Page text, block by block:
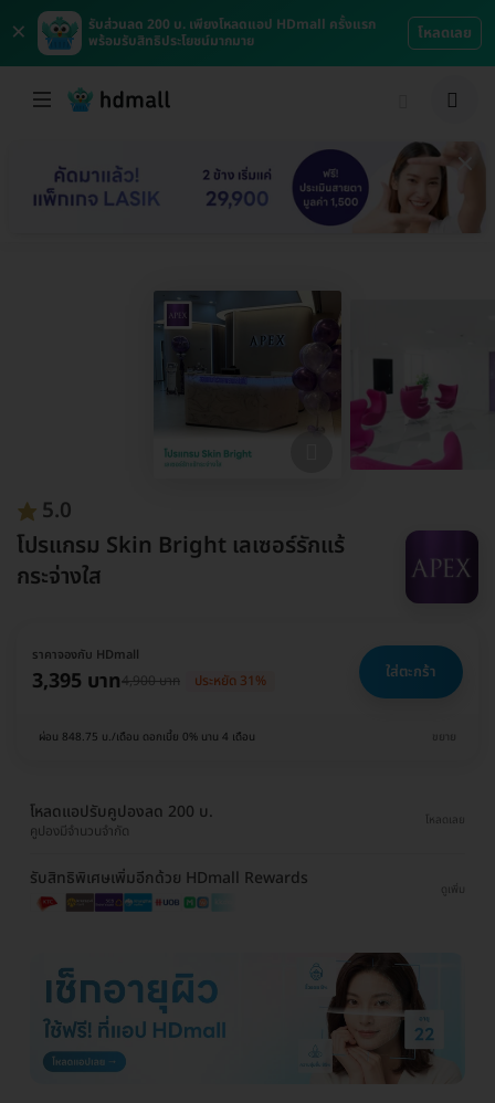
×
รับส่วนลด 200 บ. เพียงโหลดแอป HDmall ครั้งแรก
พร้อมรับสิทธิประโยชน์มากมาย
โหลดเลย
5.0
โปรแกรม Skin Bright เลเซอร์รักแร้
กระจ่างใส
ราคาจองกับ HDmall
3,395 บาท4,900 บาท ประหยัด 31% ใส่ตะกร้า
ผ่อน 848.75 บ./เดือน ดอกเบี้ย 0% นาน 4 เดือน ขยาย
โหลดแอปรับคูปองลด 200 บ.
คูปองมีจำนวนจำกัด
โหลดเลย
รับสิทธิพิเศษเพิ่มอีกด้วย HDmall Rewards
ดูเพิ่ม